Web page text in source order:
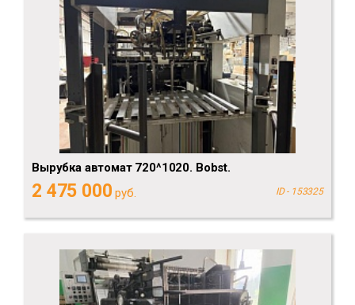
Вырубка автомат 720^1020. Bobst.
2 475 000 руб. ID - 153325